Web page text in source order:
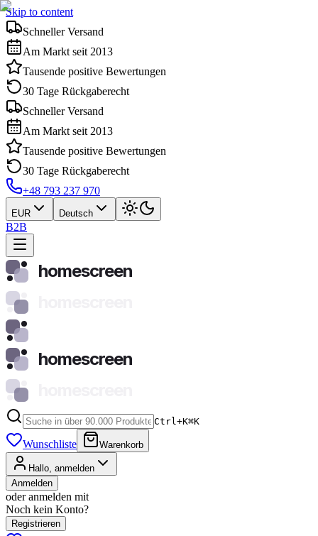
Skip to content
Schneller Versand
Am Markt seit 2013
Tausende positive Bewertungen
30 Tage Rückgaberecht
Schneller Versand
Am Markt seit 2013
Tausende positive Bewertungen
30 Tage Rückgaberecht
+48 793 237 970
EUR Deutsch
B2B
homescreen
homescreen
Ctrl+K⌘K
Wunschliste Warenkorb
Hallo, anmelden
Anmelden
oder anmelden mit
Noch kein Konto?
Registrieren